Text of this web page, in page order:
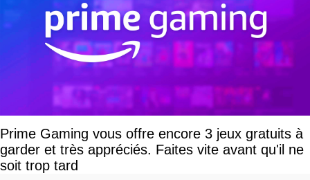
Prime Gaming vous offre encore 3 jeux gratuits à
garder et très appréciés. Faites vite avant qu'il ne
soit trop tard